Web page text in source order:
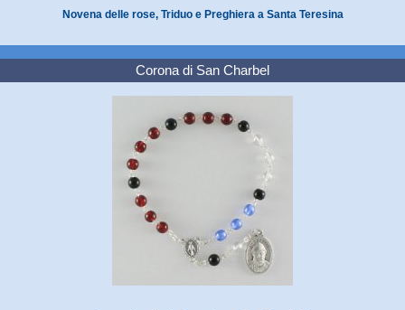
Novena delle rose, Triduo e Preghiera a Santa Teresina
Corona di San Charbel